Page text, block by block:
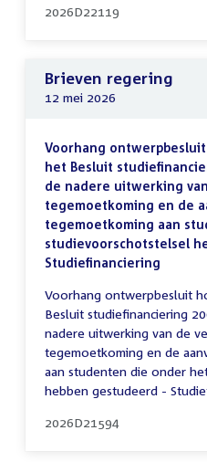
2026D22119
Brieven regering
12 mei 2026
Voorhang
het Besluit
de nadere uitwerking
tegemoetkoming en de
tegemoetkoming aan
studievoorschotstelsel
Studiefinanciering
Voorhang ontwerpbesluit
Besluit studiefinanciering
nadere uitwerking van de
tegemoetkoming en de
aan studenten die onder
hebben gestudeerd -
2026D21594